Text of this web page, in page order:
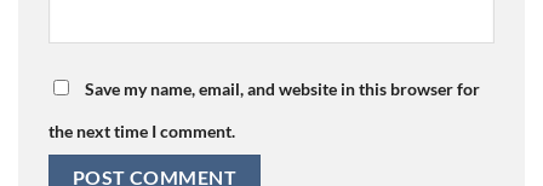
Save my name, email, and website in this browser for
the next time I comment.